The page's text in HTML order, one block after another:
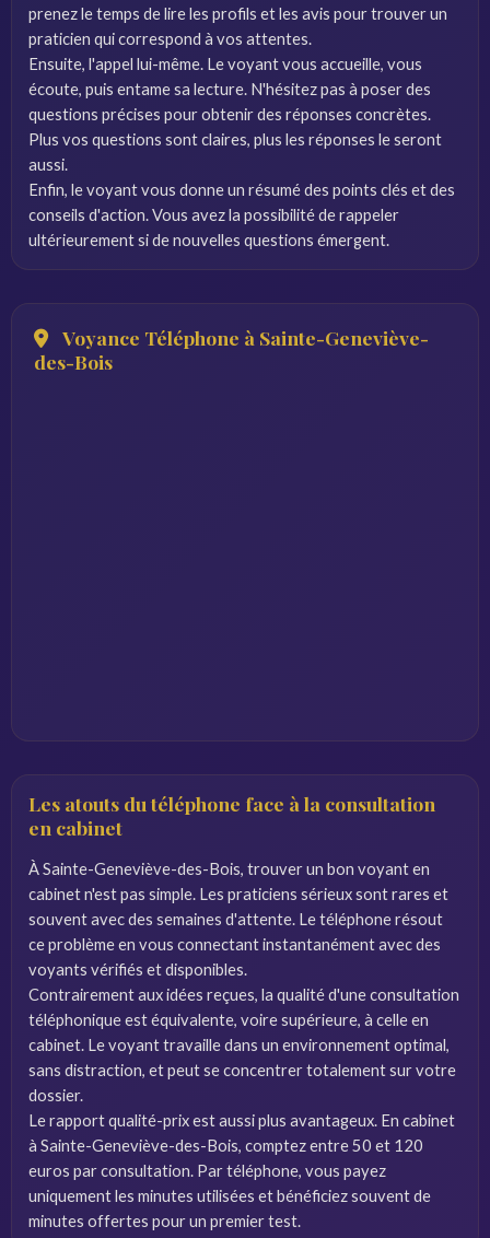
prenez le temps de lire les profils et les avis pour trouver un
praticien qui correspond à vos attentes.
Ensuite, l'appel lui-même. Le voyant vous accueille, vous
écoute, puis entame sa lecture. N'hésitez pas à poser des
questions précises pour obtenir des réponses concrètes.
Plus vos questions sont claires, plus les réponses le seront
aussi.
Enfin, le voyant vous donne un résumé des points clés et des
conseils d'action. Vous avez la possibilité de rappeler
ultérieurement si de nouvelles questions émergent.
Voyance Téléphone à Sainte-Geneviève-
des-Bois
Les atouts du téléphone face à la consultation
en cabinet
À Sainte-Geneviève-des-Bois, trouver un bon voyant en
cabinet n'est pas simple. Les praticiens sérieux sont rares et
souvent avec des semaines d'attente. Le téléphone résout
ce problème en vous connectant instantanément avec des
voyants vérifiés et disponibles.
Contrairement aux idées reçues, la qualité d'une consultation
téléphonique est équivalente, voire supérieure, à celle en
cabinet. Le voyant travaille dans un environnement optimal,
sans distraction, et peut se concentrer totalement sur votre
dossier.
Le rapport qualité-prix est aussi plus avantageux. En cabinet
à Sainte-Geneviève-des-Bois, comptez entre 50 et 120
euros par consultation. Par téléphone, vous payez
uniquement les minutes utilisées et bénéficiez souvent de
minutes offertes pour un premier test.